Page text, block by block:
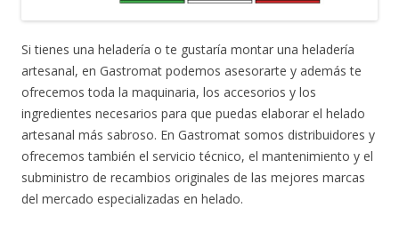
Si tienes una heladería o te gustaría montar una heladería
artesanal, en Gastromat podemos asesorarte y además te
ofrecemos toda la maquinaria, los accesorios y los
ingredientes necesarios para que puedas elaborar el helado
artesanal más sabroso. En Gastromat somos distribuidores y
ofrecemos también el servicio técnico, el mantenimiento y el
subministro de recambios originales de las mejores marcas
del mercado especializadas en helado.